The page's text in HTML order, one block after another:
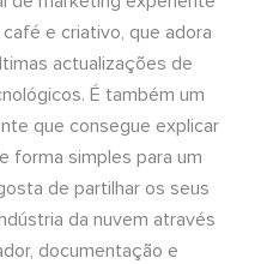
e criativo, que adora
actualizações de
É também um
que consegue explicar
forma simples para um
de partilhar os seus
da nuvem através
documentação e